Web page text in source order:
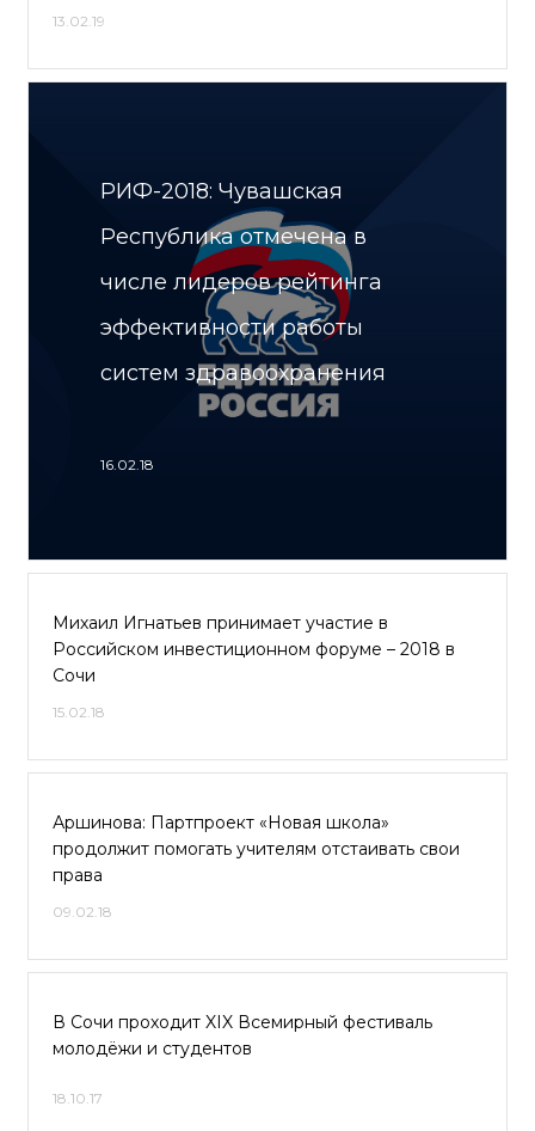
13.02.19
РИФ-2018: Чувашская
Республика отмечена в
числе лидеров рейтинга
эффективности работы
систем здравоохранения
16.02.18
Михаил Игнатьев принимает участие в
Российском инвестиционном форуме – 2018 в
Сочи
15.02.18
Аршинова: Партпроект «Новая школа»
продолжит помогать учителям отстаивать свои
права
09.02.18
В Сочи проходит XIX Всемирный фестиваль
молодёжи и студентов
18.10.17